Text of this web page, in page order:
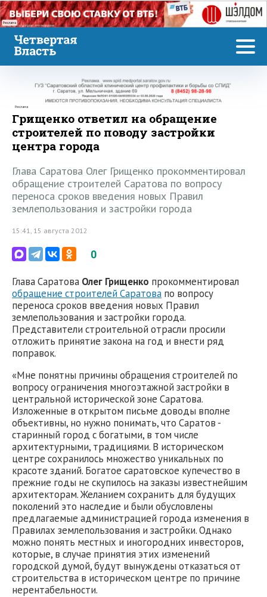
Реклама
Реклама
Грищенко ответил на обращение
строителей по поводу застройки
центра города
Глава Саратова Олег Грищенко прокомментировал
обращение строителей Саратова по вопросу
переноса сроков введения новых Правил
землепользования и застройки города
15:41, 15 августа 2012
0
Глава Саратова Олег Грищенко прокомментировал
обращение строителей Саратова по вопросу
переноса сроков введения новых Правил
землепользования и застройки города.
Представители строительной отрасли просили
отложить принятие закона на год и внести ряд
поправок.
«Мне понятны причины обращения строителей по
вопросу ограничения многоэтажной застройки в
центральной исторической зоне Саратова.
Изложенные в открытом письме доводы вполне
объективны, но нужно понимать, что Саратов -
старинный город с богатыми, в том числе
архитектурными, традициями. В историческом
центре сохранилось множество уникальных по
красоте зданий. Богатое саратовское купечество в
прежние годы не скупилось на заказы известнейшим
архитекторам. Желанием сохранить для будущих
поколений это наследие и были обусловлены
предлагаемые администрацией города изменения в
Правилах землепользования и застройки. Однако
можно понять местных и иногородних инвесторов,
которые, в случае принятия этих изменений
городской думой, будут вынуждены отказаться от
строительства в историческом центре по причине
нерентабельности.